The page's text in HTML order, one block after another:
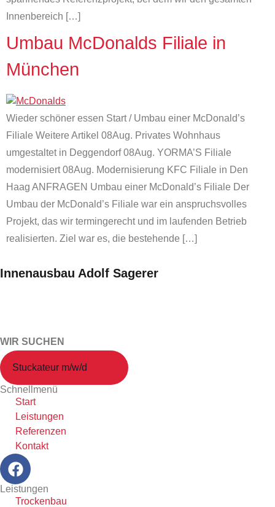
Innenbereich […]
Umbau McDonalds Filiale in
München
Wieder schöner essen Start / Umbau einer McDonald’s
Filiale Weitere Artikel 08Aug. Privates Wohnhaus
umgestaltet in Deggendorf 08Aug. YORMA’S Filiale
modernisiert 08Aug. Modernisierung KFC Filiale in Den
Haag ANFRAGEN Umbau einer McDonald’s Filiale Der
Umbau der McDonald’s Filiale war ein anspruchsvolles
Projekt, das wir termingerecht und im laufenden Betrieb
realisierten. Ziel war es, die bestehende […]
Innenausbau Adolf Sagerer
WIR SUCHEN
Stuckateur m/w/d
Schnellmenü
Start
Leistungen
Referenzen
Kontakt
Leistungen
Trockenbau